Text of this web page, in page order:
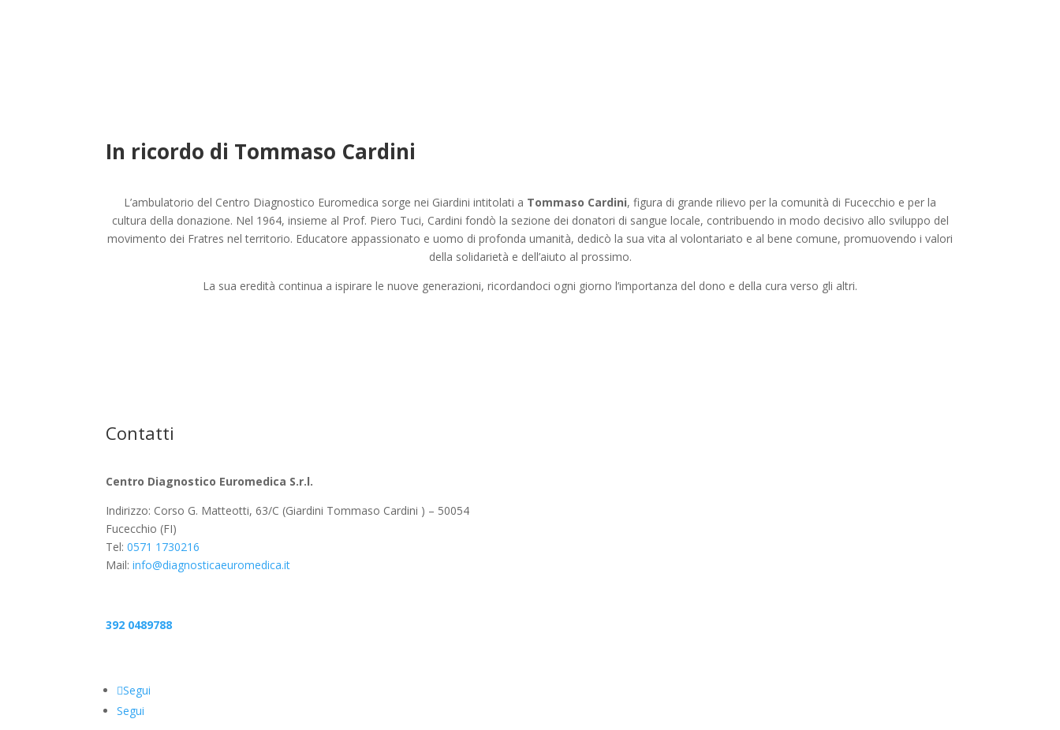
In ricordo di Tommaso Cardini
L’ambulatorio del Centro Diagnostico Euromedica sorge nei Giardini intitolati a Tommaso Cardini, figura di grande rilievo per la comunità di Fucecchio e per la
cultura della donazione. Nel 1964, insieme al Prof. Piero Tuci, Cardini fondò la sezione dei donatori di sangue locale, contribuendo in modo decisivo allo sviluppo del
movimento dei Fratres nel territorio. Educatore appassionato e uomo di profonda umanità, dedicò la sua vita al volontariato e al bene comune, promuovendo i valori
della solidarietà e dell’aiuto al prossimo.
La sua eredità continua a ispirare le nuove generazioni, ricordandoci ogni giorno l’importanza del dono e della cura verso gli altri.
Contatti
Centro Diagnostico Euromedica S.r.l.
Indirizzo: Corso G. Matteotti, 63/C (Giardini Tommaso Cardini ) – 50054
Fucecchio (FI)
Tel:0571 1730216
Mail:info@diagnosticaeuromedica.it
392 0489788
Segui
Segui